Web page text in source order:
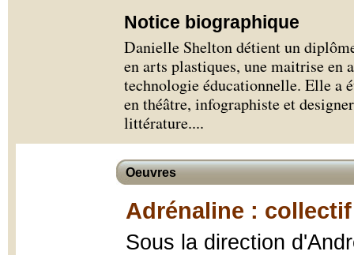
Notice biographique
Danielle Shelton détient un
en arts plastiques, une maitrise en
technologie éducationnelle. Elle a
en théâtre, infographiste et
littérature....
Oeuvres
Adrénaline :
Sous la direction